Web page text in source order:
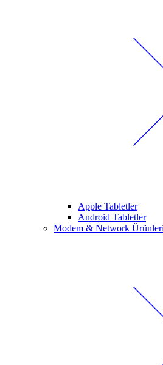
Apple Tabletler
Android Tabletler
Modem & Network Ürünleri